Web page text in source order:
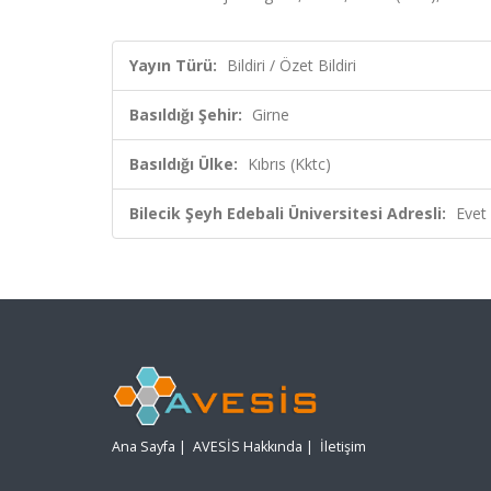
Yayın Türü: Bildiri / Özet Bildiri
Basıldığı Şehir: Girne
Basıldığı Ülke: Kıbrıs (Kktc)
Bilecik Şeyh Edebali Üniversitesi Adresli: Evet
Ana Sayfa | AVESİS Hakkında | İletişim